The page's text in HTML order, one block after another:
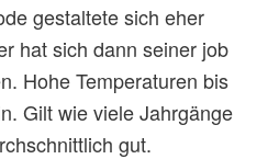
gestaltete sich eher
hat sich dann seiner job
Hohe Temperaturen bis
Gilt wie viele Jahrgänge
gut.